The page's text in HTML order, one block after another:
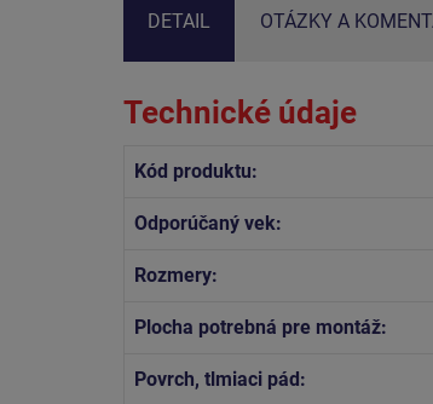
DETAIL OTÁZKY A
Technické údaje
Kód produktu:
Odporúčaný vek:
Rozmery:
Plocha potrebná pre montáž:
Povrch, tlmiaci pád: